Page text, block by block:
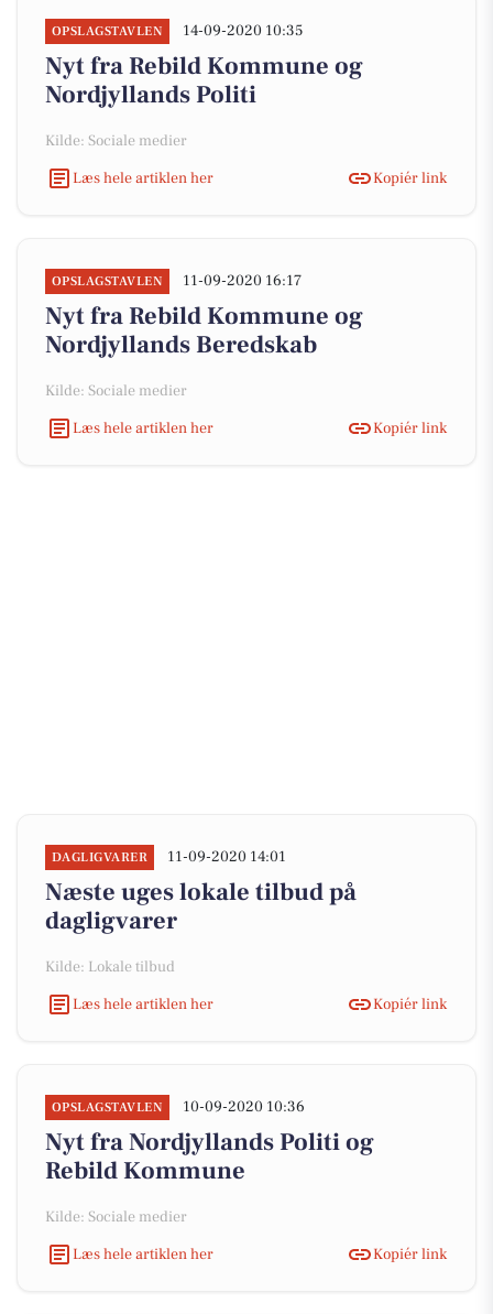
OPSLAGSTAVLEN 14-09-2020 10:35
Nyt fra Rebild Kommune og
Nordjyllands Politi
Kilde: Sociale medier
Læs hele artiklen her
Kopiér link
OPSLAGSTAVLEN 11-09-2020 16:17
Nyt fra Rebild Kommune og
Nordjyllands Beredskab
Kilde: Sociale medier
Læs hele artiklen her
Kopiér link
DAGLIGVARER 11-09-2020 14:01
Næste uges lokale tilbud på
dagligvarer
Kilde: Lokale tilbud
Læs hele artiklen her
Kopiér link
OPSLAGSTAVLEN 10-09-2020 10:36
Nyt fra Nordjyllands Politi og
Rebild Kommune
Kilde: Sociale medier
Læs hele artiklen her
Kopiér link